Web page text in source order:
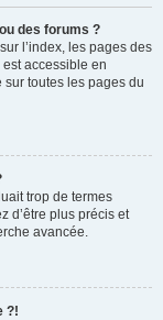
des forums ?
l’index, les pages des
accessible en
toutes les pages du
trop de termes
d’être plus précis et
avancée.
?!